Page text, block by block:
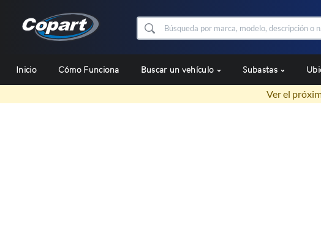
Inicio Cómo Funciona Buscar un vehículo Subastas
Ver el